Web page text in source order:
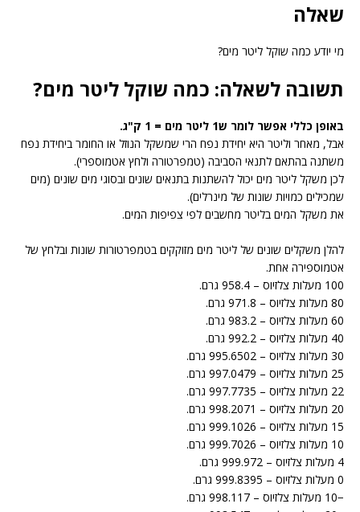
שאלה
מי יודע כמה שוקל ליטר מים?
תשובה לשאלה: כמה שוקל ליטר מים?
באופן כללי אפשר לומר ש1 ליטר מים = 1 ק"ג.
אבל, מאחר וליטר היא יחידת נפח הרי שמשקל הנוזל או החומר ביחידת נפח
משתנה בהתאם לתנאי הסביבה (טמפרטורה ולחץ אטמוספרי).
לכן משקל ליטר מים יכול להשתנות בתנאים שונים ובסוגי מים שונים (מים
שמכילים כמויות שונות של מינרלים).
את משקל המים בליטר מחשבים לפי צפיפות המים.
להלן משקלים שונים של ליטר מים מזוקקים בטמפרטורות שונות ובלחץ של
אטמוספירה אחת.
100 מעלות צלזיוס – 958.4 גרם.
80 מעלות צלזיוס – 971.8 גרם.
60 מעלות צלזיוס – 983.2 גרם.
40 מעלות צלזיוס – 992.2 גרם.
30 מעלות צלזיוס – 995.6502 גרם.
25 מעלות צלזיוס – 997.0479 גרם.
22 מעלות צלזיוס – 997.7735 גרם.
20 מעלות צלזיוס – 998.2071 גרם.
15 מעלות צלזיוס – 999.1026 גרם.
10 מעלות צלזיוס – 999.7026 גרם.
4 מעלות צלזיוס – 999.972 גרם.
0 מעלות צלזיוס – 999.8395 גרם.
−10 מעלות צלזיוס – 998.117 גרם.